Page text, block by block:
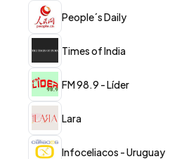
People´s Daily
Times of India
FM 98.9 - Líder
Lara
Infoceliacos - Uruguay